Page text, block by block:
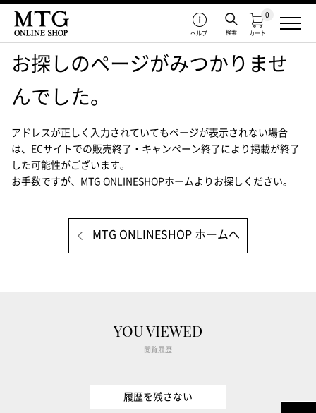
カート
0
検索
ヘルプ
お探しのページがみつかりませ
んでした。
アドレスが正しく入力されていてもページが表示されない場合
は、
ECサイトでの販売終了・キャンペーン終了により掲載が終了
した可能性がございます。
お手数ですが、MTG ONLINESHOPホームよりお探しください。
MTG ONLINESHOP ホームへ
YOU VIEWED
閲覧履歴
履歴を残さない